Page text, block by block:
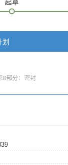
起草
划
8部分：密封